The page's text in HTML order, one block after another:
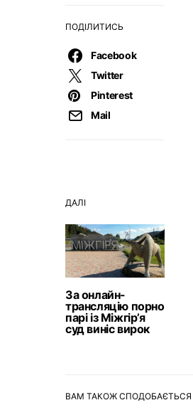
ДАЛІ
За онлайн-
трансляцію порно
парі із Міжгір’я
суд виніс вирок
ПОДІЛИТИСЬ
Facebook
Twitter
Pinterest
Mail
ВАМ ТАКОЖ СПОДОБАЄТЬСЯ